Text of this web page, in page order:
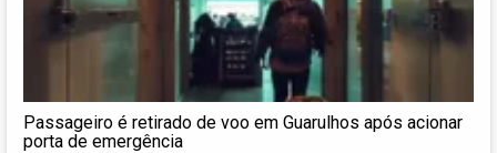
Passageiro é retirado de voo em Guarulhos após acionar
porta de emergência